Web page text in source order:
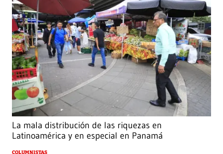
La mala distribución de las riquezas en
Latinoamérica y en especial en Panamá
COLUMNISTAS